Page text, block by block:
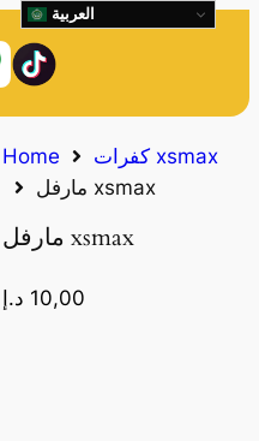
Home
كفرات xsmax
مارفل xsmax
مارفل xsmax
10,00 د.إ
العربية